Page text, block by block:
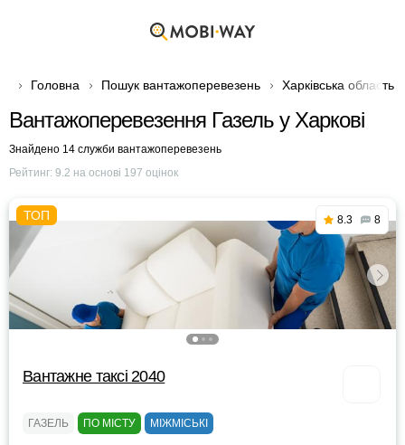
Головна Пошук вантажоперевезень Харківська область
Вантажоперевезення Газель у Харкові
Знайдено 14 служби вантажоперевезень
Рейтинг: 9.2 на основі 197 оцінок
8.3 8
Вантажне таксі 2040
ГАЗЕЛЬ ПО МІСТУ МІЖМІСЬКІ